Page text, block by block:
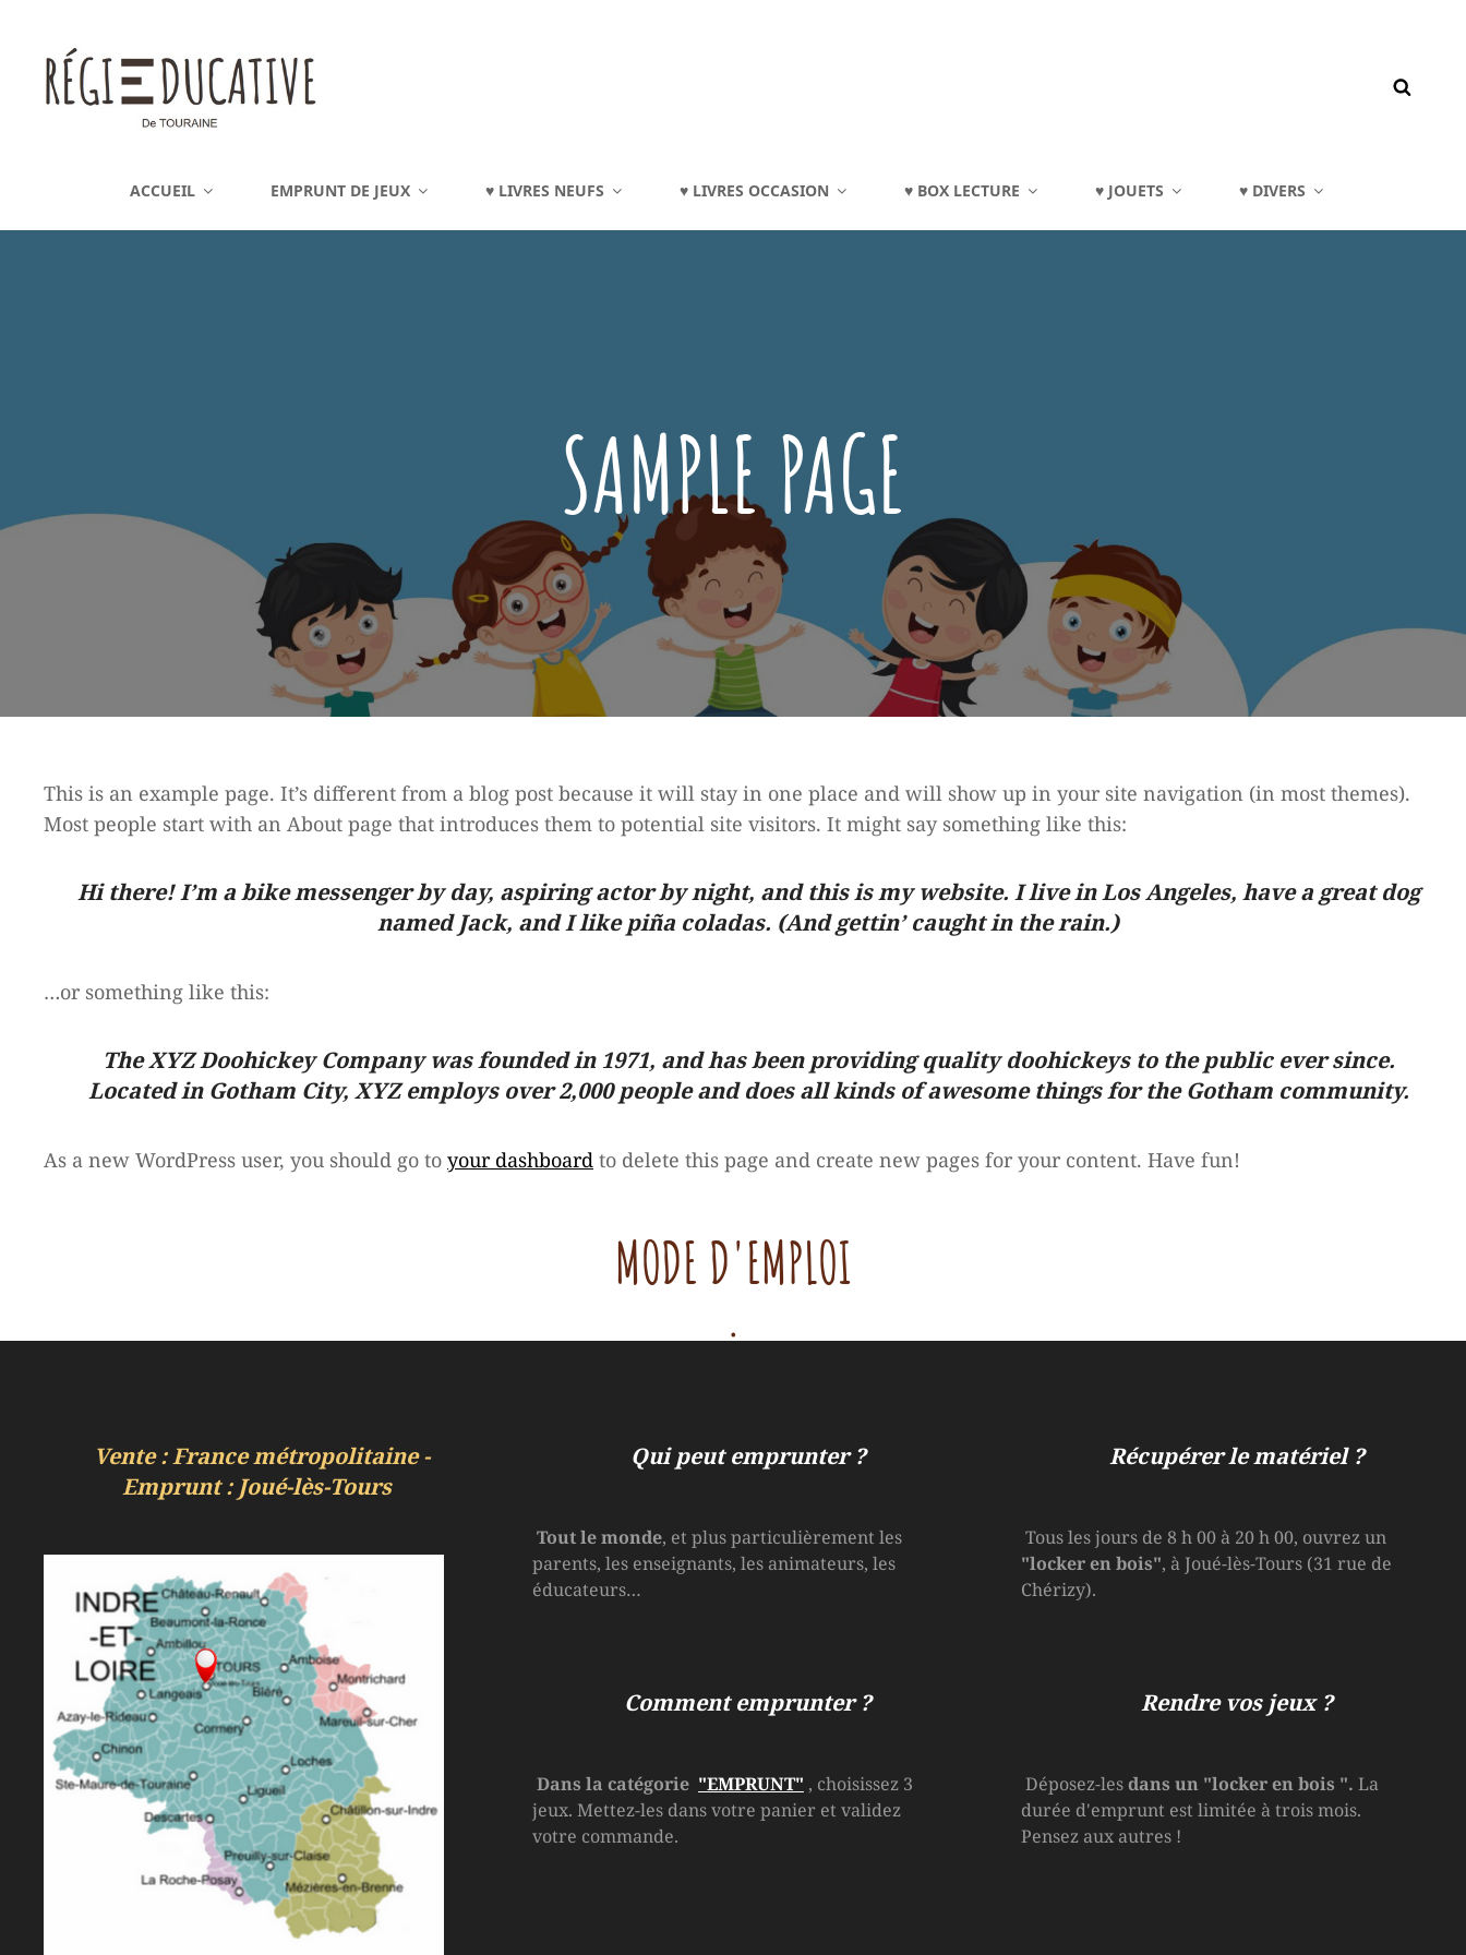
REGIE EDUCATIVE DE TOURAINE
ACCUEIL EMPRUNT DE JEUX ♥ LIVRES NEUFS ♥ LIVRES OCCASION ♥ BOX LECTURE ♥ JOUETS ♥ DIVERS
SAMPLE PAGE
This is an example page. It’s different from a blog post because it will stay in one place and will show up in your site navigation (in most themes).
Most people start with an About page that introduces them to potential site visitors. It might say something like this:
Hi there! I’m a bike messenger by day, aspiring actor by night, and this is my website. I live in Los Angeles, have a great dog
named Jack, and I like piña coladas. (And gettin’ caught in the rain.)
…or something like this:
The XYZ Doohickey Company was founded in 1971, and has been providing quality doohickeys to the public ever since.
Located in Gotham City, XYZ employs over 2,000 people and does all kinds of awesome things for the Gotham community.
As a new WordPress user, you should go to your dashboard to delete this page and create new pages for your content. Have fun!
MODE D'EMPLOI
.
Vente : France métropolitaine -
Emprunt : Joué-lès-Tours
Qui peut emprunter ?
Tout le monde, et plus particulièrement les
parents, les enseignants, les animateurs, les
éducateurs…
Comment emprunter ?
Dans la catégorie "EMPRUNT" , choisissez 3
jeux. Mettez-les dans votre panier et validez
votre commande.
Récupérer le matériel ?
Tous les jours de 8 h 00 à 20 h 00, ouvrez un
"locker en bois", à Joué-lès-Tours (31 rue de
Chérizy).
Rendre vos jeux ?
Déposez-lesdans un "locker en bois ". La
durée d'emprunt est limitée à trois mois.
Pensez aux autres !